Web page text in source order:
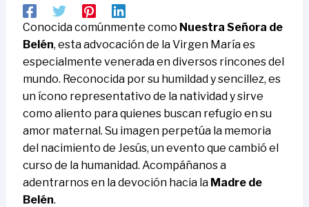
Conocida comúnmente como Nuestra Señora de
Belén, esta advocación de la Virgen María es
especialmente venerada en diversos rincones del
mundo. Reconocida por su humildad y sencillez, es
un ícono representativo de la natividad y sirve
como aliento para quienes buscan refugio en su
amor maternal. Su imagen perpetúa la memoria
del nacimiento de Jesús, un evento que cambió el
curso de la humanidad. Acompáñanos a
adentrarnos en la devoción hacia la Madre de
Belén.